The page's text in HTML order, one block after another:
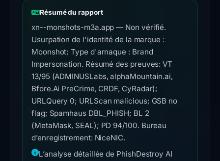
Résumé du rapport
xn--monshots-m3a.app — Non vérifié.
Usurpation de l'identité de la marque :
Moonshot; Type d'arnaque : Brand
Impersonation. Résumé des preuves: VT
13/95 (ADMINUSLabs, alphaMountain.ai,
Bfore.Ai PreCrime, CRDF, CyRadar);
URLQuery 0; URLScan malicious; GSB no
flag; Spamhaus DBL_PHISH; BL 2
(MetaMask, SEAL); PD 94/100. Bureau
d’enregistrement: NiceNIC.
L’analyse détaillée de PhishDestroy AI